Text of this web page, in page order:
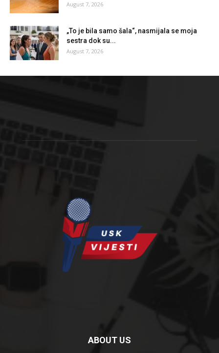
August 7, 2026
„To je bila samo šala“, nasmijala se moja
sestra dok su...
August 7, 2026
ABOUT US